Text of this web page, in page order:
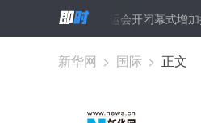
组委主席：希望奥运会开闭幕式增加
新华网 > 国际 > 正文